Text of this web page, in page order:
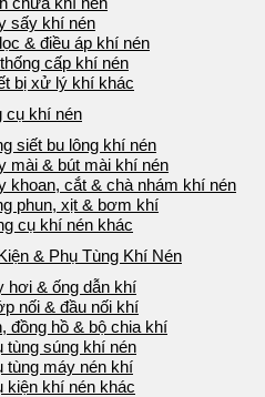
sấy khí nén
& điều áp khí nén
cấp khí nén
bị xử lý khí khác
cụ khí nén
siết bu lông khí nén
mài & bút mài khí nén
khoan, cắt & chà nhám khí nén
phun, xịt & bơm khí
cụ khí nén khác
& Phụ Tùng Khí Nén
hơi & ống dẫn khí
nối & đầu nối khí
đồng hồ & bộ chia khí
tùng súng khí nén
tùng máy nén khí
kiện khí nén khác